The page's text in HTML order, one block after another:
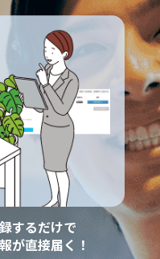
するだけで
が直接届く！